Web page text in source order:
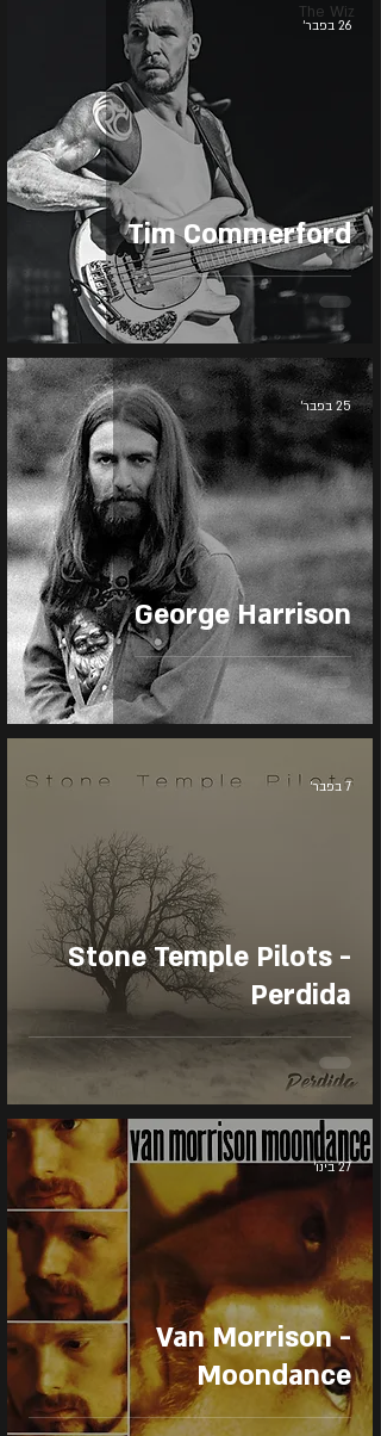
The Wiz
Tim Commerford
26 בפבר׳
George Harrison
25 בפבר׳
Stone Temple Pilots -
Perdida
7 בפבר׳
Van Morrison -
Moondance
27 בינו׳